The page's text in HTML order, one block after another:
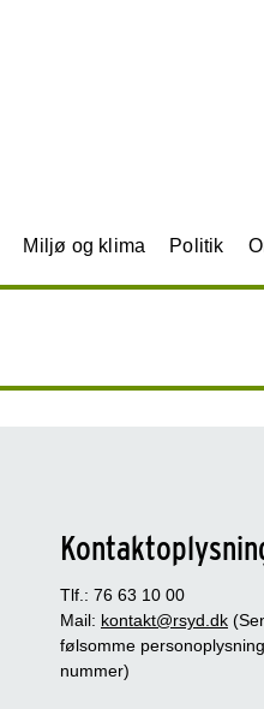
Miljø og klima Politik
Tlf.: 76 63 10 00
Mail: kontakt@rsyd.dk
følsomme
nummer)